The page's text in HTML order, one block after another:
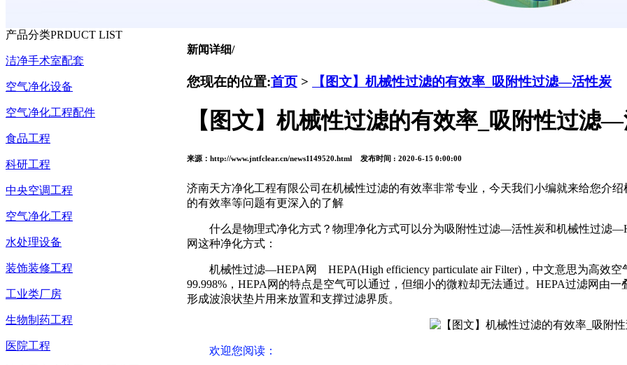
产品分类PRDUCT LIST
洁净手术室配套
空气净化设备
空气净化工程配件
食品工程
科研工程
中央空调工程
空气净化工程
水处理设备
装饰装修工程
工业类厂房
生物制药工程
医院工程
新闻详细/
您现在的位置:首页 > 【图文】机械性过滤的有效率_吸附性过滤—活性炭
【图文】机械性过滤的有效率_吸附性过滤
来源：http://www.jntfclear.cn/news1149520.html 发布时间 : 2020-6-15 0:00:00
济南天方净化工程有限公司在机械性过滤的有效率非常专业，今天我们小编就来给您介
的有效率等问题有更深入的了解
什么是物理式净化方式？物理净化方式可以分为吸附性过滤—活性炭和机械性过滤
网这种净化方式：
机械性过滤—HEPA网 HEPA(High efficiency particulate air Filter)，中文意思为高效
99.998%，HEPA网的特点是空气可以通过，但细小的微粒却无法通过。HEPA过滤网由
形成波浪状垫片用来放置和支撑过滤界质。
欢迎您阅读 ：